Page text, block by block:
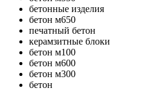
бетонные изделия
бетон м650
печатный бетон
керамзитные блоки
бетон м100
бетон м600
бетон м300
бетон